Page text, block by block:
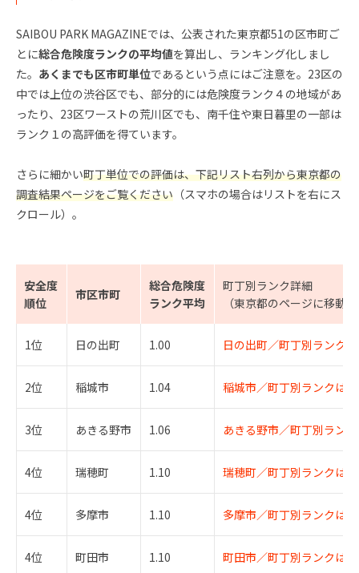
SAIBOU PARK MAGAZINEでは、公表された東京都51の区市町ご
とに総合危険度ランクの平均値を算出し、ランキング化しまし
た。 あくまでも区市町単位であるという点にはご注意を。23区の
中では上位の渋谷区でも、部分的には危険度ランク４の地域があ
ったり、23区ワーストの荒川区でも、南千住や東日暮里の一部は
ランク１の高評価を得ています。
さらに細かい町丁単位での評価は、下記リスト右列から東京都の
調査結果ページをご覧ください （スマホの場合はリストを右にス
クロール）。
安全度
順位
市区市町
総合危険度
ランク平均
町丁別ランク詳細
（東京都のページに移動
1位 日の出町 1.00 日の出町／町丁別ランク
2位 稲城市 1.04 稲城市／町丁別ランクは
3位 あきる野市 1.06 あきる野市／町丁別ラン
4位 瑞穂町 1.10 瑞穂町／町丁別ランクは
4位 多摩市 1.10 多摩市／町丁別ランクは
4位 町田市 1.10 町田市／町丁別ランクは